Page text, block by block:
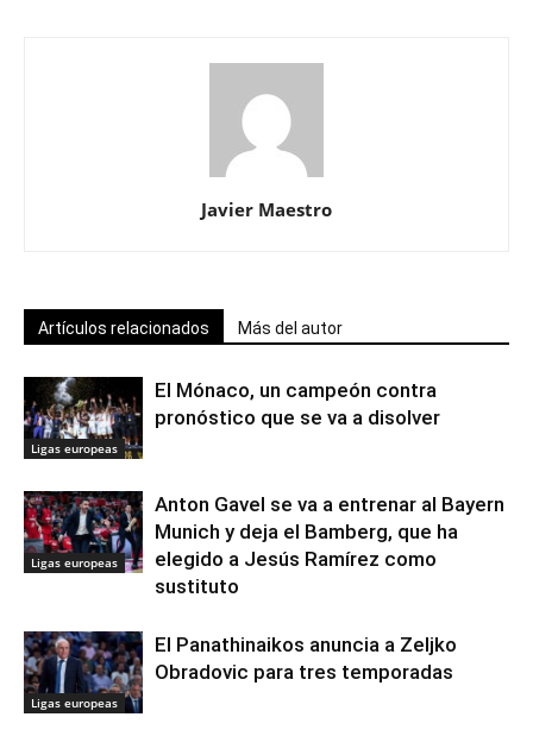
Javier Maestro
Artículos relacionados Más del autor
Ligas europeas
El Mónaco, un campeón contra
pronóstico que se va a disolver
Ligas europeas
Anton Gavel se va a entrenar al Bayern
Munich y deja el Bamberg, que ha
elegido a Jesús Ramírez como
sustituto
Ligas europeas
El Panathinaikos anuncia a Zeljko
Obradovic para tres temporadas